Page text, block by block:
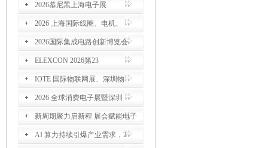
2026慕尼黑上海电子展
2026 上海国际线圈、电机、
2026国际集成电路创新博览会
ELEXCON 2026第23
IOTE 国际物联网展、深圳物
2026 全球消费电子展暨深圳
新周期聚力启新程 展会赋能电子
AI 算力持续引爆产业需求，2